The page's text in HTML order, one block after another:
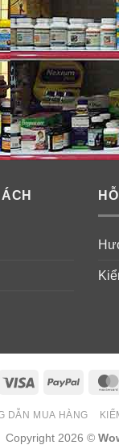
trọng đối
này trở nên
người tiêu
3. Vì lý do
Visa PayPal
DẪN MUA HÀNG
Copyright 2026 ©